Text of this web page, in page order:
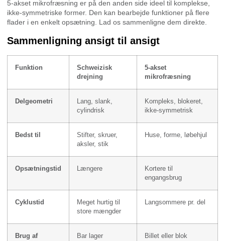
5-akset mikrofræsning er på den anden side ideel til komplekse,
ikke-symmetriske former. Den kan bearbejde funktioner på flere
flader i en enkelt opsætning. Lad os sammenligne dem direkte.
Sammenligning ansigt til ansigt
Funktion
Schweizisk
drejning
5-akset
mikrofræsning
Delgeometri
Lang, slank,
cylindrisk
Kompleks, blokeret,
ikke-symmetrisk
Bedst til
Stifter, skruer,
aksler, stik
Huse, forme, løbehjul
Opsætningstid Længere
Kortere til
engangsbrug
Cyklustid
Meget hurtig til
store mængder
Langsommere pr. del
Brug af
Bar lager Billet eller blok